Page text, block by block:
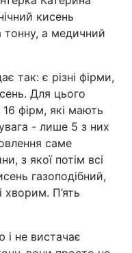
кисень
тонну, а медичний
так: є різні фірми,
Для цього
16 фірм, які мають
- лише 5 з них
саме
з якої потім всі
газоподібний,
хворим. П’ять
не вистачає